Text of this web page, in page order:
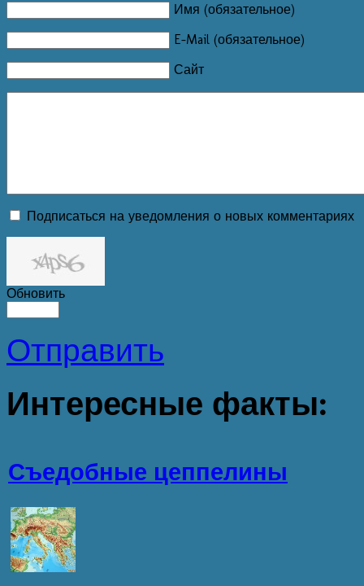
Имя (обязательное)
E-Mail (обязательное)
Сайт
Подписаться на уведомления о новых комментариях
Обновить
Отправить
Интересные факты:
Съедобные цеппелины